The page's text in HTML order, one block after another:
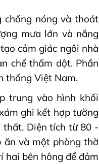
chống nóng và thoát
mưa lớn và nắng
cảm giác ngôi nhà
chế thấm dột. Phần
thống Việt Nam.
trung vào hình khối
ghi kết hợp tường
thất. Diện tích từ 80 -
ăn và một phòng thờ
hai bên hông để đảm